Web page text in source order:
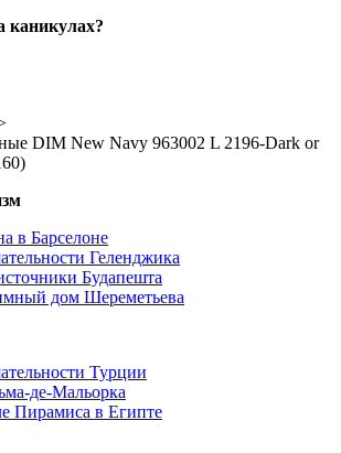
каникулах?
DIM New Navy 963002 L 2196-Dark or
в Барселоне
Геленджика
Будапешта
дом Шереметьева
Турции
де-Мальорка
Пирамиса в Египте